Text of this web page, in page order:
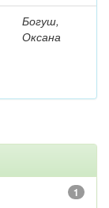
Богуш,
Оксана
1